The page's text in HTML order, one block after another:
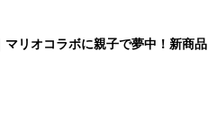
マリオコラボに親子で夢中！新商品